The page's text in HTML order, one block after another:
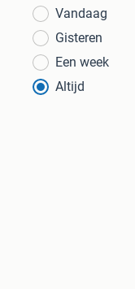
Vandaag
Gisteren
Een week
Altijd